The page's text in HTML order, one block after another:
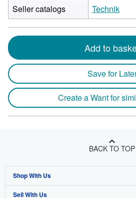
Seller catalogs
Technik
Add to
Save for
Create a Want for
BACK TO TOP
Shop With Us
Advanced Search
Sell With Us